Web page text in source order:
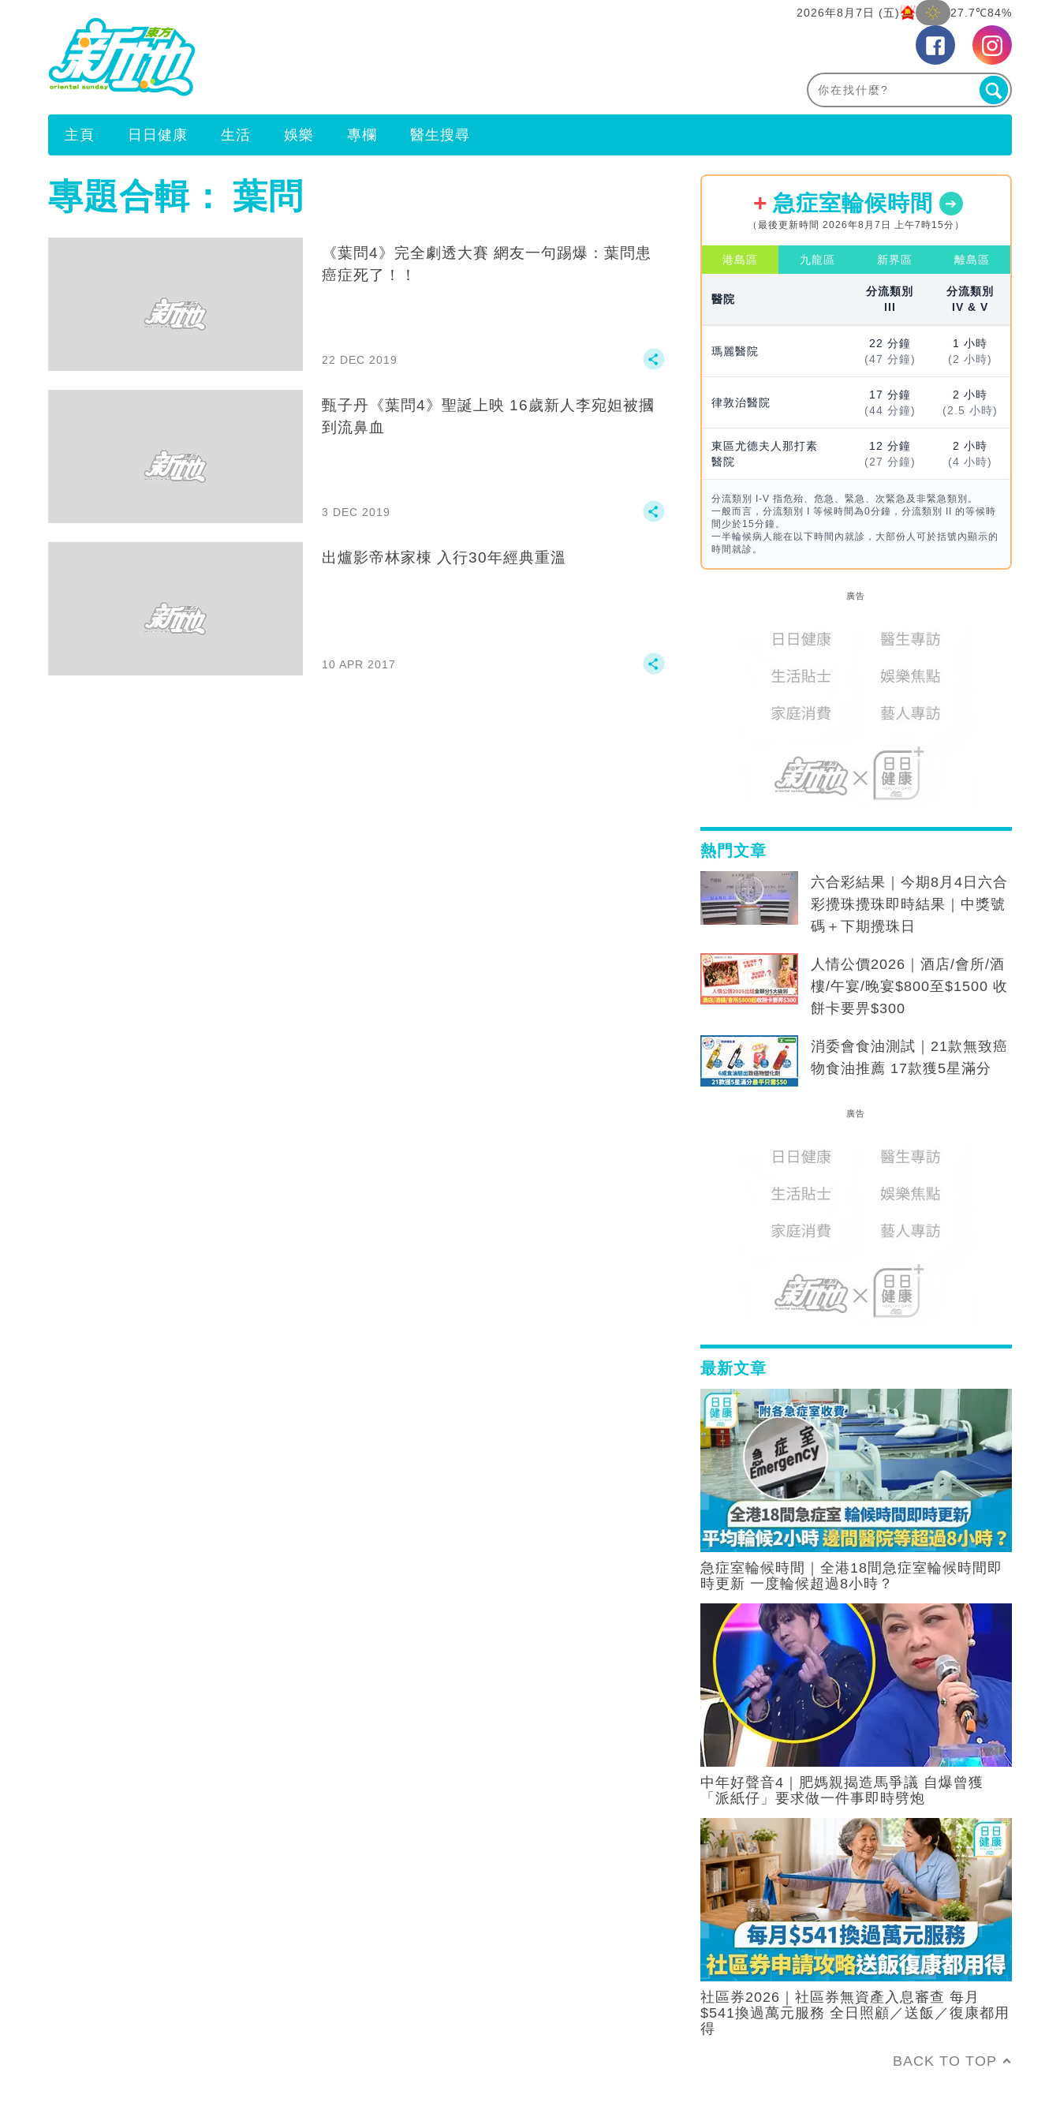
2026年8月7日 (五) 27.7℃84%
主頁 日日健康 生活 娛樂 專欄 醫生搜尋
專題合輯： 葉問
《葉問4》完全劇透大賽 網友一句踢爆：葉問患
癌症死了！！
22 DEC 2019
甄子丹《葉問4》聖誕上映 16歲新人李宛妲被摑
到流鼻血
3 DEC 2019
出爐影帝林家棟 入行30年經典重溫
10 APR 2017
急症室輪候時間
（最後更新時間 2026年8月7日 上午7時15分）
港島區 九龍區 新界區 離島區
醫院
分流類別
III
分流類別
IV & V
瑪麗醫院
22 分鐘
(47 分鐘)
1 小時
(2 小時)
律敦治醫院
17 分鐘
(44 分鐘)
2 小時
(2.5 小時)
東區尤德夫人那打素
醫院
12 分鐘
(27 分鐘)
2 小時
(4 小時)
分流類別 I-V 指危殆、危急、緊急、次緊急及非緊急類別。
一般而言，分流類別 I 等候時間為0分鐘，分流類別 II 的等候時
間少於15分鐘。
一半輪候病人能在以下時間內就診，大部份人可於括號內顯示的
時間就診。
廣告
熱門文章
六合彩結果｜今期8月4日六合
彩攪珠攪珠即時結果｜中獎號
碼＋下期攪珠日
人情公價2026｜酒店/會所/酒
樓/午宴/晚宴$800至$1500 收
餅卡要畀$300
消委會食油測試｜21款無致癌
物食油推薦 17款獲5星滿分
廣告
最新文章
急症室輪候時間｜全港18間急症室輪候時間即
時更新 一度輪候超過8小時？
中年好聲音4｜肥媽親揭造馬爭議 自爆曾獲
「派紙仔」要求做一件事即時劈炮
社區券2026｜社區券無資產入息審查 每月
$541換過萬元服務 全日照顧／送飯／復康都用
得
BACK TO TOP